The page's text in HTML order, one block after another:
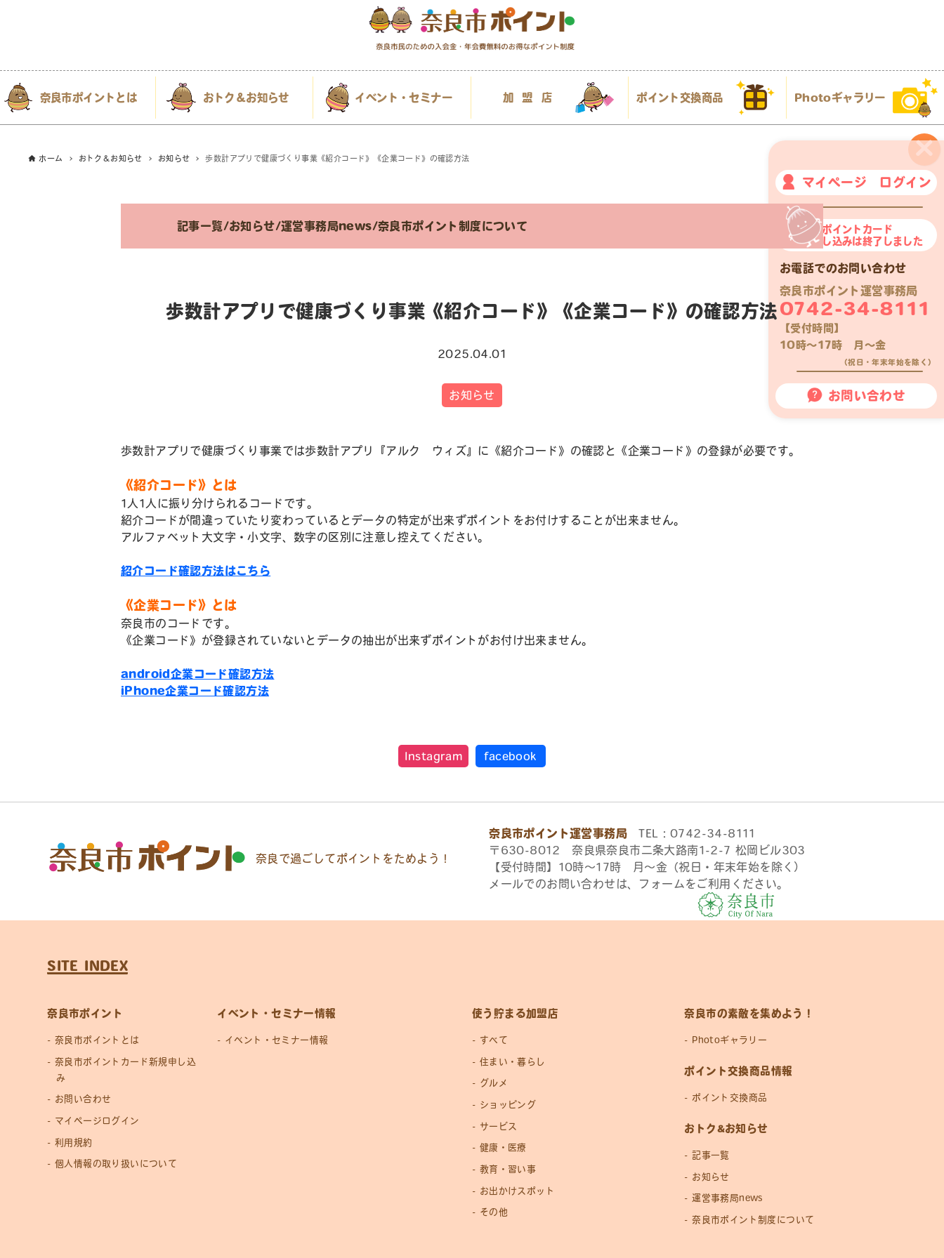
×
マイページ ログイン
奈良市ポイントカード
新規申し込みは終了しました
お電話でのお問い合わせ
奈良市ポイント運営事務局
0742-34-8111
【受付時間】
10時〜17時 月〜金
（祝日・年末年始を除く）
お問い合わせ
奈良市ポイントとは おトク＆お知らせ イベント・セミナー 加盟店 ポイント交換商品 Photoギャラリー
ホーム おトク＆お知らせ お知らせ 歩数計アプリで健康づくり事業《紹介コード》《企業コード》の確認方法
記事一覧/お知らせ/運営事務局news/奈良市ポイント制度について
歩数計アプリで健康づくり事業《紹介コード》《企業コード》の確認方法
2025.04.01
お知らせ
歩数計アプリで健康づくり事業では歩数計アプリ『アルク ウィズ』に《紹介コード》の確認と《企業コード》の登録が必要です。
《紹介コード》とは
1人1人に振り分けられるコードです。
紹介コードが間違っていたり変わっているとデータの特定が出来ずポイントをお付けすることが出来ません。
アルファベット大文字・小文字、数字の区別に注意し控えてください。
紹介コード確認方法はこちら
《企業コード》とは
奈良市のコードです。
《企業コード》が登録されていないとデータの抽出が出来ずポイントがお付け出来ません。
android企業コード確認方法
iPhone企業コード確認方法
Instagram facebook
奈良で過ごしてポイントをためよう！
奈良市ポイント運営事務局 TEL：0742-34-8111
〒630-8012 奈良県奈良市二条大路南1-2-7 松岡ビル303
【受付時間】10時〜17時 月〜金（祝日・年末年始を除く）
メールでのお問い合わせは、フォームをご利用ください。
SITE INDEX
奈良市ポイント
奈良市ポイントとは
奈良市ポイントカード新規申し込
み
お問い合わせ
マイページログイン
利用規約
個人情報の取り扱いについて
イベント・セミナー情報
イベント・セミナー情報
使う貯まる加盟店
すべて
住まい・暮らし
グルメ
ショッピング
サービス
健康・医療
教育・習い事
お出かけスポット
その他
奈良市の素敵を集めよう！
Photoギャラリー
ポイント交換商品情報
ポイント交換商品
おトク&お知らせ
記事一覧
お知らせ
運営事務局news
奈良市ポイント制度について